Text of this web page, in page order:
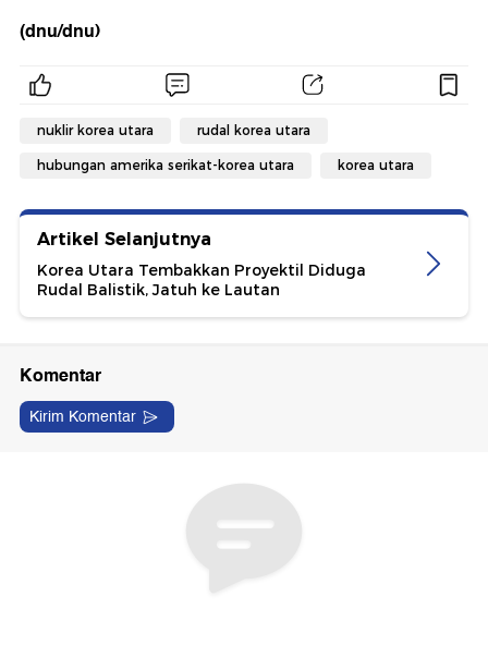
(dnu/dnu)
nuklir korea utara rudal korea utara
hubungan amerika serikat-korea utara korea utara
Artikel Selanjutnya
Korea Utara Tembakkan Proyektil Diduga
Rudal Balistik, Jatuh ke Lautan